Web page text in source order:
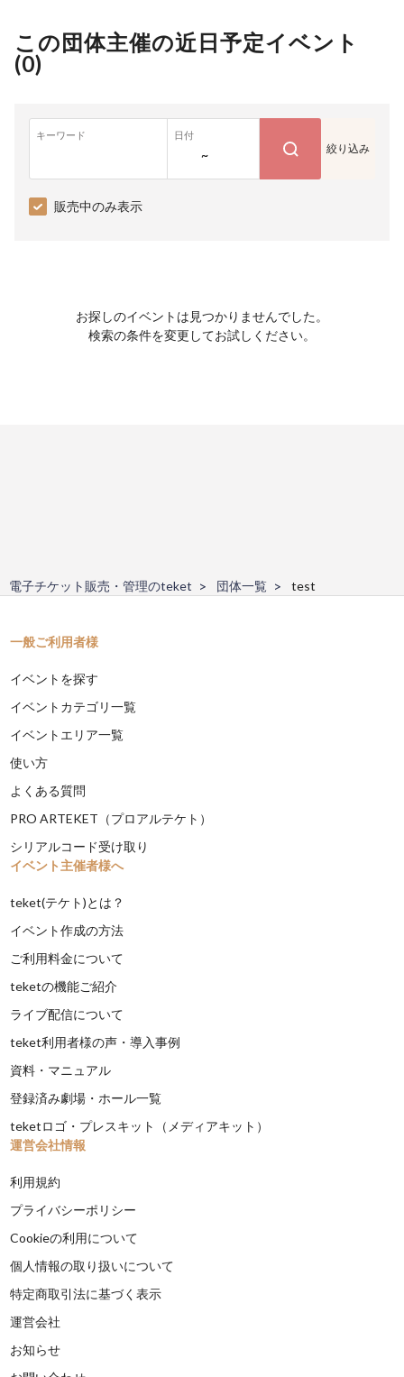
この団体主催の近日予定イベント
(0)
キーワード 日付
~ 絞り込み
販売中のみ表示
お探しのイベントは見つかりませんでした。
検索の条件を変更してお試しください。
電子チケット販売・管理のteket 団体一覧 test
一般ご利用者様
イベントを探す
イベントカテゴリ一覧
イベントエリア一覧
使い方
よくある質問
PRO ARTEKET（プロアルテケト）
シリアルコード受け取り
イベント主催者様へ
teket(テケト)とは？
イベント作成の方法
ご利用料金について
teketの機能ご紹介
ライブ配信について
teket利用者様の声・導入事例
資料・マニュアル
登録済み劇場・ホール一覧
teketロゴ・プレスキット（メディアキット）
運営会社情報
利用規約
プライバシーポリシー
Cookieの利用について
個人情報の取り扱いについて
特定商取引法に基づく表示
運営会社
お知らせ